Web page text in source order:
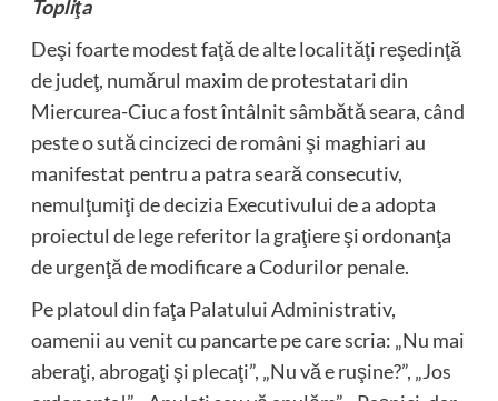
Topliţa
Deşi foarte modest faţă de alte localităţi reşedinţă
de judeţ, numărul maxim de protestatari din
Miercurea-Ciuc a fost întâlnit sâmbătă seara, când
peste o sută cincizeci de români şi maghiari au
manifestat pentru a patra seară consecutiv,
nemulţumiţi de decizia Executivului de a adopta
proiectul de lege referitor la graţiere şi ordonanţa
de urgenţă de modificare a Codurilor penale.
Pe platoul din faţa Palatului Administrativ,
oamenii au venit cu pancarte pe care scria: „Nu mai
aberaţi, abrogaţi şi plecaţi”, „Nu vă e ruşine?”, „Jos